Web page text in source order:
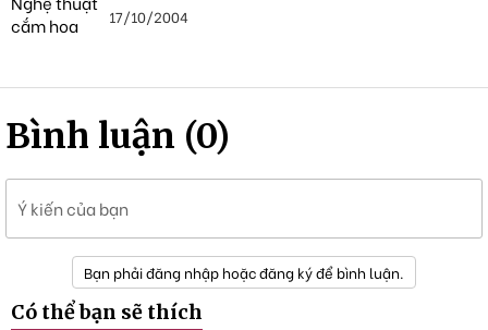
17/10/2004
Bình luận (0)
Ý kiến của bạn
Bạn phải đăng nhập hoặc đăng ký để bình luận.
Có thể bạn sẽ thích